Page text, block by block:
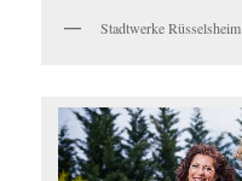
Stadtwerke Rüsselsheim